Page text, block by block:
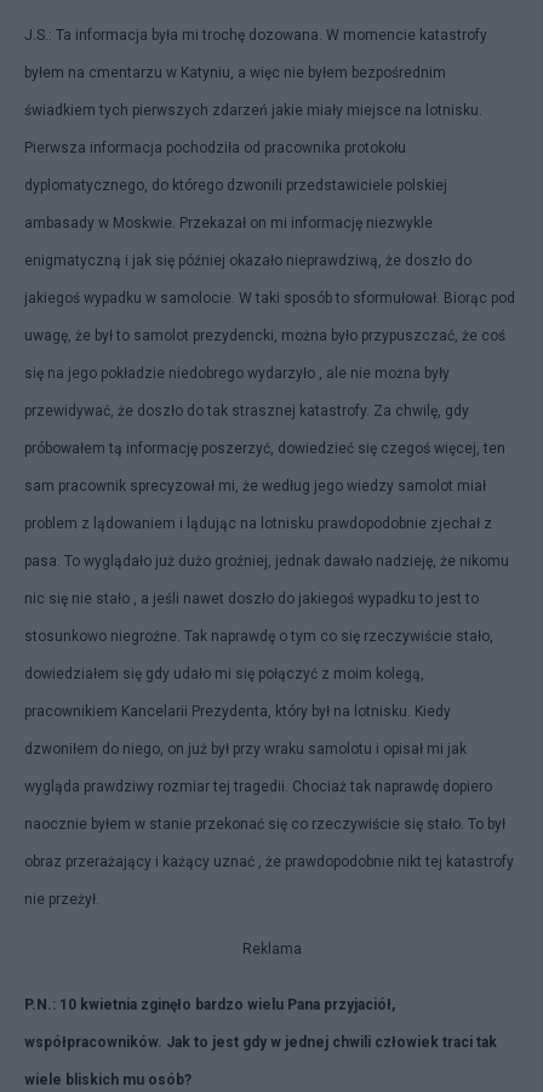
J.S.: Ta informacja była mi trochę dozowana. W momencie katastrofy
byłem na cmentarzu w Katyniu, a więc nie byłem bezpośrednim
świadkiem tych pierwszych zdarzeń jakie miały miejsce na lotnisku.
Pierwsza informacja pochodziła od pracownika protokołu
dyplomatycznego, do którego dzwonili przedstawiciele polskiej
ambasady w Moskwie. Przekazał on mi informację niezwykle
enigmatyczną i jak się później okazało nieprawdziwą, że doszło do
jakiegoś wypadku w samolocie. W taki sposób to sformułował. Biorąc pod
uwagę, że był to samolot prezydencki, można było przypuszczać, że coś
się na jego pokładzie niedobrego wydarzyło , ale nie można były
przewidywać, że doszło do tak strasznej katastrofy. Za chwilę, gdy
próbowałem tą informację poszerzyć, dowiedzieć się czegoś więcej, ten
sam pracownik sprecyzował mi, że według jego wiedzy samolot miał
problem z lądowaniem i lądując na lotnisku prawdopodobnie zjechał z
pasa. To wyglądało już dużo groźniej, jednak dawało nadzieję, że nikomu
nic się nie stało , a jeśli nawet doszło do jakiegoś wypadku to jest to
stosunkowo niegroźne. Tak naprawdę o tym co się rzeczywiście stało,
dowiedziałem się gdy udało mi się połączyć z moim kolegą,
pracownikiem Kancelarii Prezydenta, który był na lotnisku. Kiedy
dzwoniłem do niego, on już był przy wraku samolotu i opisał mi jak
wygląda prawdziwy rozmiar tej tragedii. Chociaż tak naprawdę dopiero
naocznie byłem w stanie przekonać się co rzeczywiście się stało. To był
obraz przerażający i każący uznać , że prawdopodobnie nikt tej katastrofy
nie przeżył.
Reklama
P.N.: 10 kwietnia zginęło bardzo wielu Pana przyjaciół,
współpracowników. Jak to jest gdy w jednej chwili człowiek traci tak
wiele bliskich mu osób?